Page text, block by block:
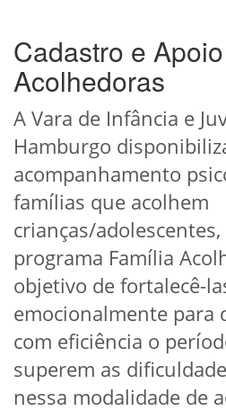
Cadastro e
Acolhedoras
A Vara de Infância e
Hamburgo
acompanhamento
famílias que acolhem
crianças/
programa Família
objetivo de fortalecê-
emocionalmente para
com eficiência o
superem as
nessa modalidade de